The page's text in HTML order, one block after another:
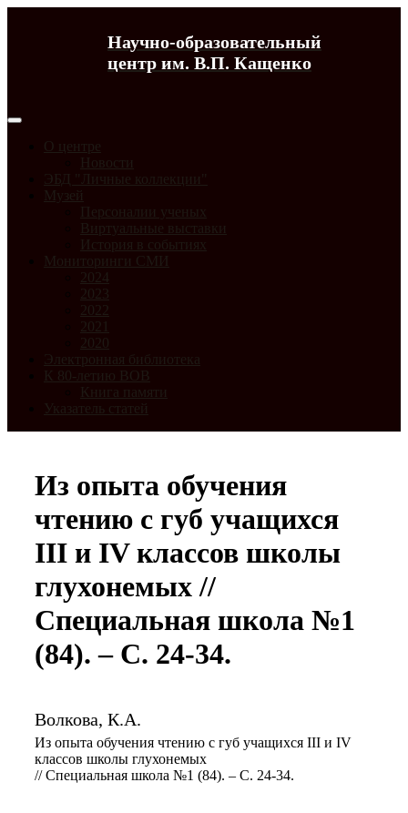
Научно-образовательный
центр им. В.П. Кащенко
О центре
Новости
ЭБД "Личные коллекции"
Музей
Персоналии ученых
Виртуальные выставки
История в событиях
Мониторинги СМИ
2024
2023
2022
2021
2020
Электронная библиотека
К 80-летию ВОВ
Книга памяти
Указатель статей
Из опыта обучения
чтению с губ учащихся
III и IV классов школы
глухонемых //
Специальная школа №1
(84). – С. 24-34.
Волкова, К.А.
Из опыта обучения чтению с губ учащихся III и IV
классов школы глухонемых
// Специальная школа №1 (84). – С. 24-34.